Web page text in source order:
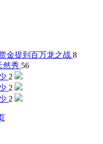
金提到百万龙之战 8
然秀 56
2
2
2